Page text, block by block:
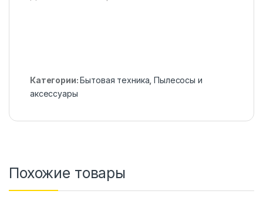
Категории:Бытовая техника ,Пылесосы и
аксессуары
Похожие товары